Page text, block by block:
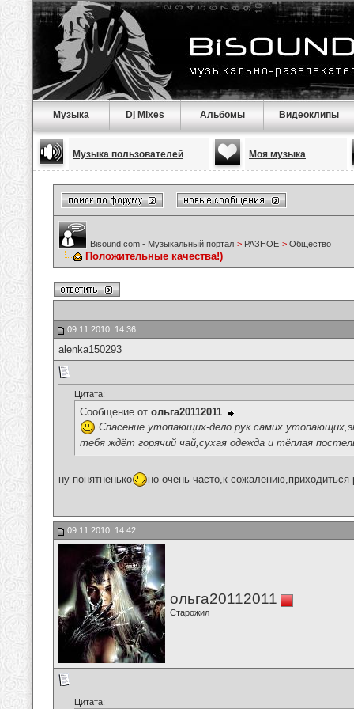
Музыка Dj Mixes Альбомы Видеоклипы
Музыка пользователей Моя музыка
Bisound.com - Музыкальный портал > РАЗНОЕ > Общество
Положительные качества!)
09.11.2010, 14:36
alenka150293
Цитата:
Сообщение от ольга20112011
Спасение утопающих-дело рук самих
тебя ждёт горячий чай,сухая одежда и тёплая
ну понятненько но очень часто,к сожалению,приходиться
09.11.2010, 14:42
ольга20112011
Старожил
Цитата: